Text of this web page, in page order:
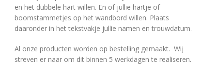
en het dubbele hart willen. En of jullie hartje of
boomstammetjes op het wandbord willen. Plaats
daaronder in het tekstvakje jullie namen en trouwdatum.
Al onze producten worden op bestelling gemaakt. Wij
streven er naar om dit binnen 5 werkdagen te realiseren.